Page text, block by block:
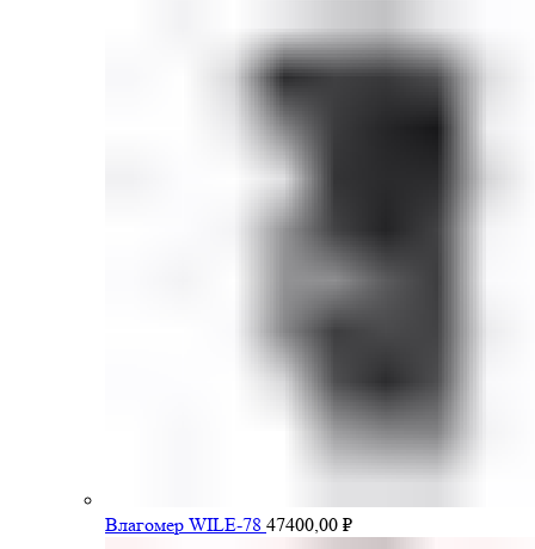
Влагомер WILE-78 47400,00 ₽